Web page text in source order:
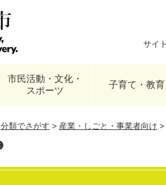
サイ
市民活動・文化・
スポーツ
子育て・教育
分類でさがす > 産業・しごと・事業者向け >